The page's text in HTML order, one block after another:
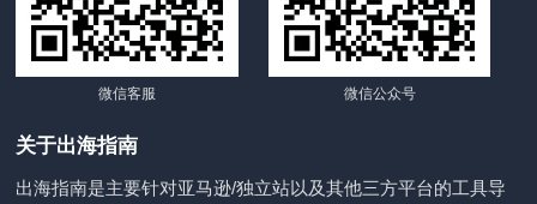
微信客服 微信公众号
关于出海指南
出海指南是主要针对亚马逊/独立站以及其他三方平台的工具导